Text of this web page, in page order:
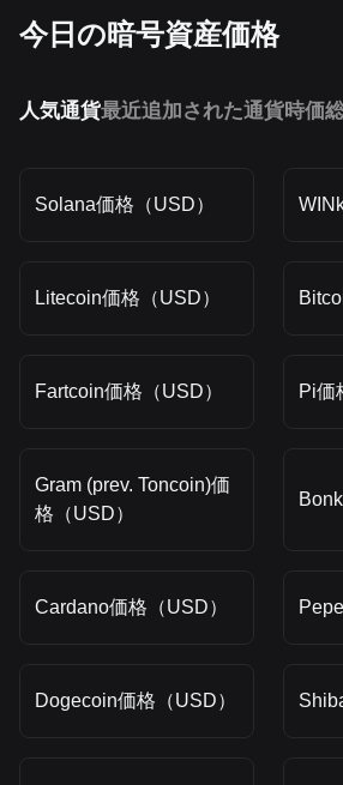
今日の暗号資産価格
人気通貨最近追加された通貨時価
Solana価格（USD）
Litecoin価格（USD）
Fartcoin価格（USD） Pi価
Gram (prev. Toncoin)価
格（USD）
Cardano価格（USD）
Dogecoin価格（USD）